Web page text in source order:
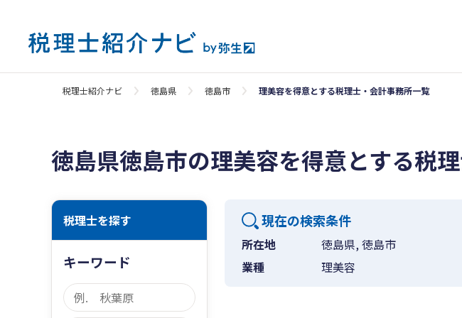
税理士紹介ナビ 徳島県 徳島市 理美容を得意とする税理士・会計事務所一覧
徳島県徳島市の理美容を得意とする税
税理士を探す
キーワード
現在の検索条件
所在地
徳島県, 徳島市
業種
理美容